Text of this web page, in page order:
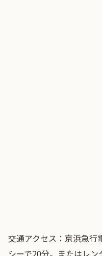
交通アクセス：京浜急行
シーで20分。またはレン